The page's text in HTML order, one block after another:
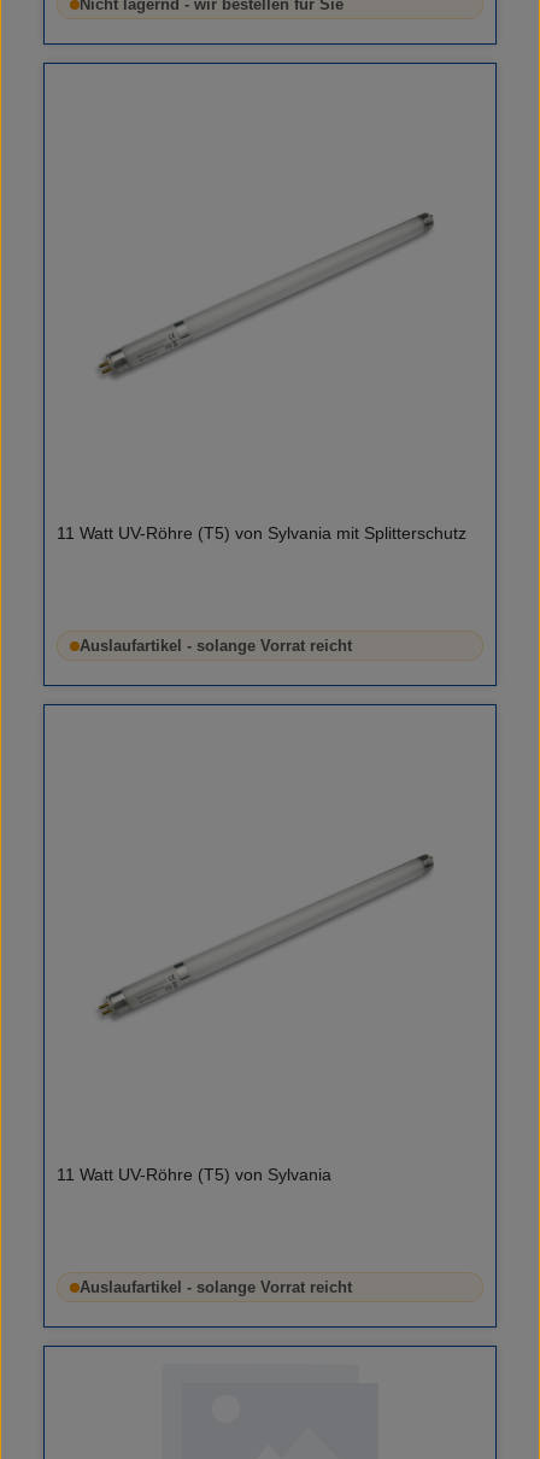
Nicht lagernd - wir bestellen für Sie
11 Watt UV-Röhre (T5) von Sylvania mit Splitterschutz
Auslaufartikel - solange Vorrat reicht
11 Watt UV-Röhre (T5) von Sylvania
Auslaufartikel - solange Vorrat reicht